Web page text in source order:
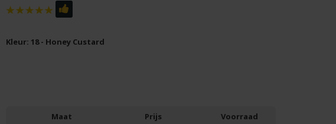
Kleur: 18 - Honey Custard
Maat Prijs
Voorraad